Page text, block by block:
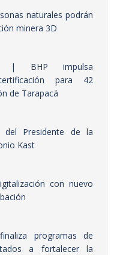
naturales podrán
minera 3D
| BHP impulsa
para 42
de Tarapacá
del Presidente de la
Kast
con nuevo
programas de
a fortalecer la